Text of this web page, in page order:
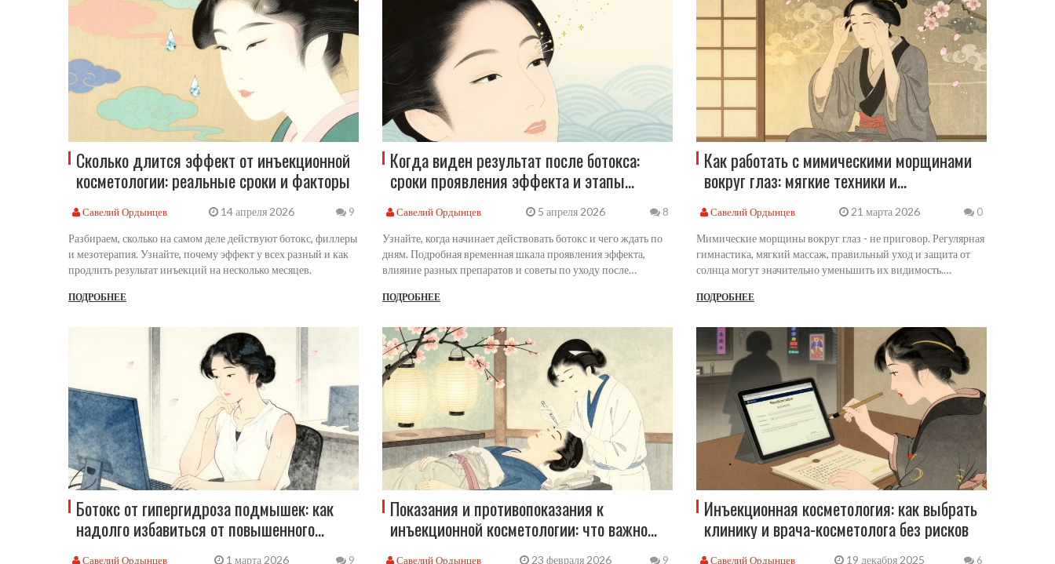
Сколько длится эффект от инъекционной
косметологии: реальные сроки и факторы
Савелий Ордынцев 14 апреля 2026 9
Разбираем, сколько на самом деле действуют ботокс, филлеры
и мезотерапия. Узнайте, почему эффект у всех разный и как
продлить результат инъекций на несколько месяцев.
ПОДРОБНЕЕ
Когда виден результат после ботокса:
сроки проявления эффекта и этапы
Савелий Ордынцев 5 апреля 2026 8
Узнайте, когда начинает действовать ботокс и чего ждать по
дням. Подробная временная шкала проявления эффекта,
влияние разных препаратов и советы по уходу после
ПОДРОБНЕЕ
Как работать с мимическими морщинами
вокруг глаз: мягкие техники и
профессиональные методы
Савелий Ордынцев 21 марта 2026 0
Мимические морщины вокруг глаз - не приговор. Регулярная
гимнастика, мягкий массаж, правильный уход и защита от
солнца могут значительно уменьшить их видимость.
ежедневной заботы.
ПОДРОБНЕЕ
Ботокс от гипергидроза подмышек: как
надолго избавиться от повышенного
потоотделения
Савелий Ордынцев 1 марта 2026 9
Показания и противопоказания к
инъекционной косметологии: что важно
знать перед процедурой
Савелий Ордынцев 23 февраля 2026 9
Инъекционная косметология: как выбрать
клинику и врача-косметолога без рисков
Савелий Ордынцев 19 декабря 2025 6